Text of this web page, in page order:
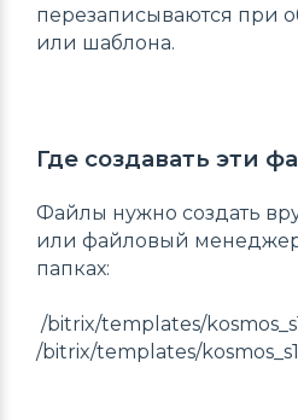
перезаписываются при
или шаблона.
Где создавать эти
Файлы нужно создать
или файловый
папках:
/bitrix/templates/
/bitrix/templates/